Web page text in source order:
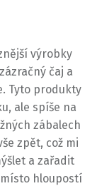
výrobky
čaj a
Tyto produkty
ale spíše na
zábalech
zpět, což mi
a zařadit
hloupostí